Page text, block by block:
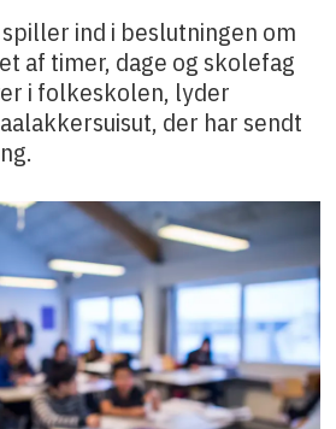
ind i beslutningen om
af timer, dage og skolefag
i folkeskolen, lyder
der har sendt